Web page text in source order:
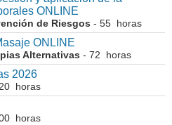
ONLINE
de Riesgos - 55 horas
ONLINE
Alternativas - 72 horas
2026
horas
horas